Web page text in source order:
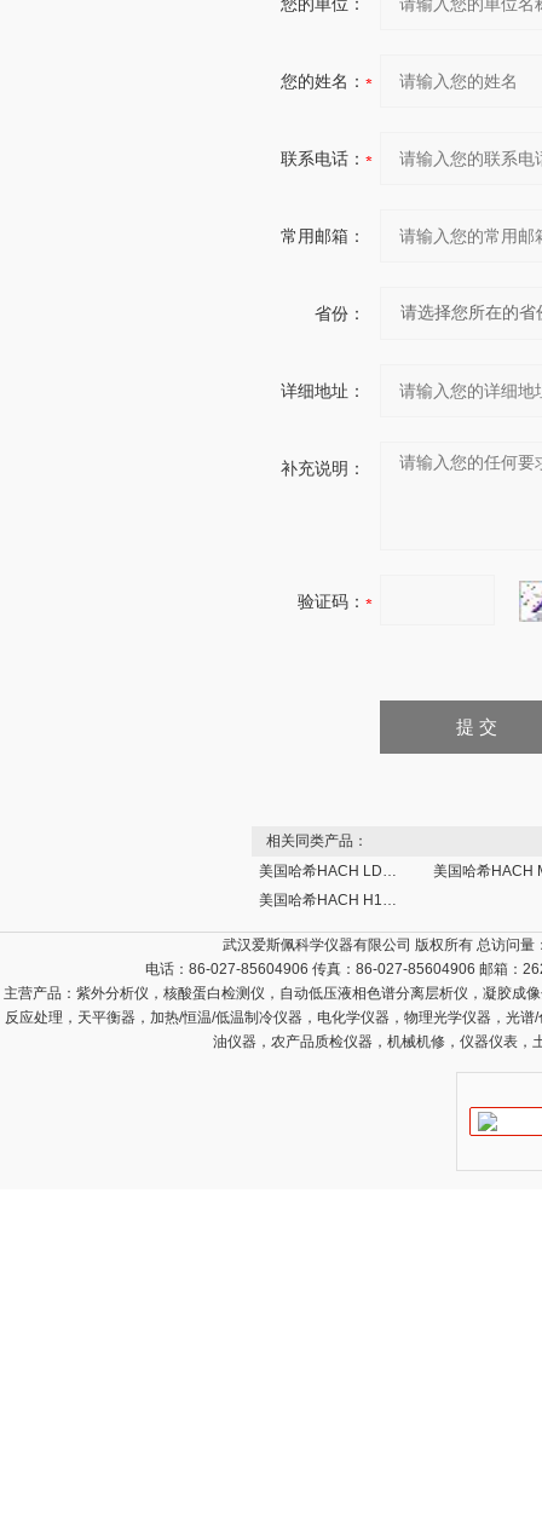
您的姓名：
联系电话：
常用邮箱：
省份：
详细地址：
补充说明：
验证码：
相关同类产品：
美国哈希HACH LDO便携式溶氧仪
美国哈希HACH H120袖珍pH计
武汉爱斯佩科学仪器有限公司 版权所有 总访问量
电话：86-027-85604906 传真：86-027-85604906 邮箱：
主营产品： 紫外分析仪，核酸蛋白检测仪，自动低压液相色谱分离层析仪，凝胶成
反应处理，天平衡器，加热/恒温/低温制冷仪器，电化学仪器，物理光学仪器，光
油仪器，农产品质检仪器，机械机修，仪器仪表，